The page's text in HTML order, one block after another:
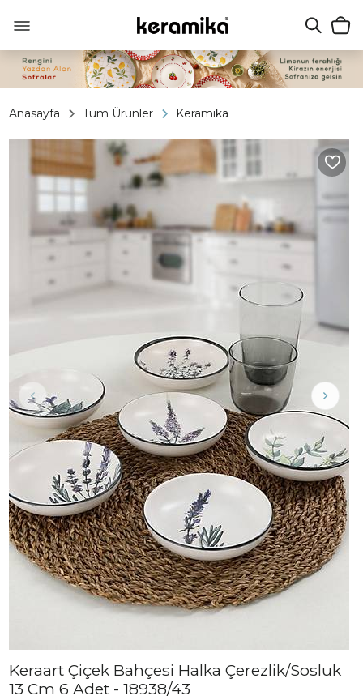
Anasayfa Tüm Ürünler Keramika
Keraart Çiçek Bahçesi Halka Çerezlik/Sosluk
13 Cm 6 Adet - 18938/43